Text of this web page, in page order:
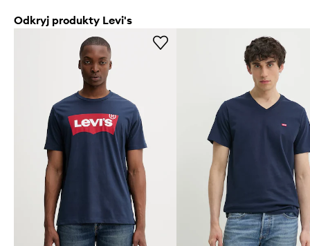
Odkryj produkty Levi's